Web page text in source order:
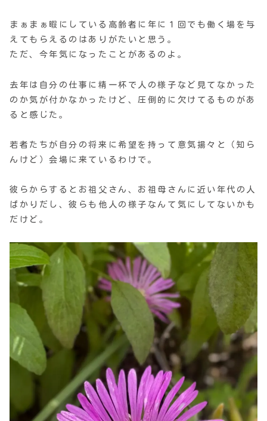
まぁまぁ暇にしている高齢者に年に１回でも働く場を与
えてもらえるのはありがたいと思う。
ただ、今年気になったことがあるのよ。
去年は自分の仕事に精一杯で人の様子など見てなかった
のか気が付かなかったけど、圧倒的に欠けてるものがあ
ると感じた。
若者たちが自分の将来に希望を持って意気揚々と（知ら
んけど）会場に来ているわけで。
彼らからするとお祖父さん、お祖母さんに近い年代の人
ばかりだし、彼らも他人の様子なんて気にしてないかも
だけど。